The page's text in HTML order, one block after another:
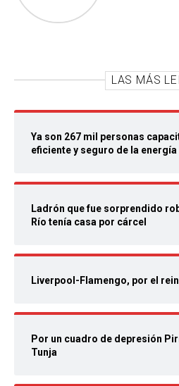
LAS MÁS
Ya son 267 mil personas
eficiente y seguro de la energía
Ladrón que fue sorprendido
Río tenía casa por cárcel
Liverpool-Flamengo, por el
Por un cuadro de depresión
Tunja